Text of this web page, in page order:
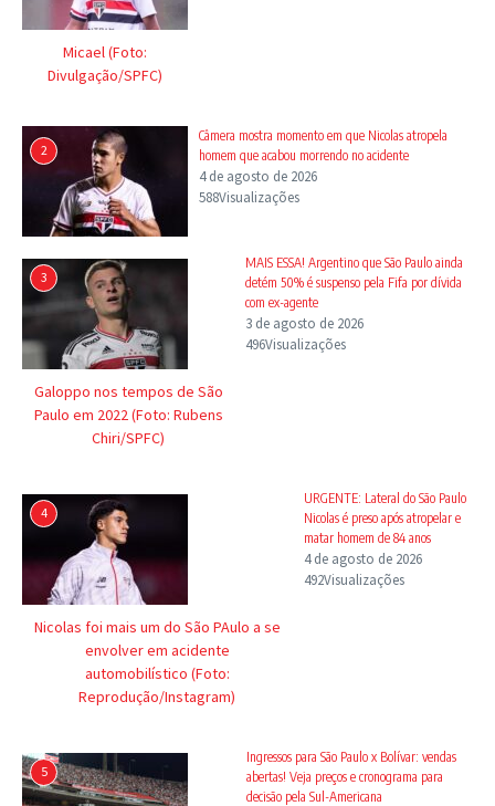
Micael (Foto:
Divulgação/SPFC)
2
Câmera mostra momento em que Nicolas atropela
homem que acabou morrendo no acidente
4 de agosto de 2026
588Visualizações
3
Galoppo nos tempos de São
Paulo em 2022 (Foto: Rubens
Chiri/SPFC)
MAIS ESSA! Argentino que São Paulo ainda
detém 50% é suspenso pela Fifa por dívida
com ex-agente
3 de agosto de 2026
496Visualizações
4
Nicolas foi mais um do São PAulo a se
envolver em acidente
automobilístico (Foto:
Reprodução/Instagram)
URGENTE: Lateral do São Paulo
Nicolas é preso após atropelar e
matar homem de 84 anos
4 de agosto de 2026
492Visualizações
5
Ingressos para São Paulo x Bolívar: vendas
abertas! Veja preços e cronograma para
decisão pela Sul-Americana